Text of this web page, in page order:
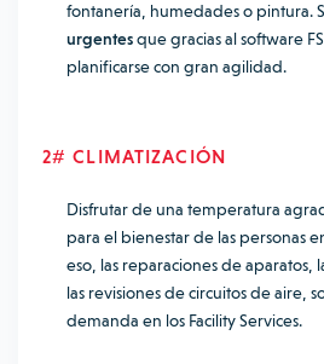
fontanería, humedades o pintura.
urgentesque gracias al software
planificarse con gran agilidad.
2# CLIMATIZACIÓN
Disfrutar de una temperatura
para el bienestar de las personas
eso, las reparaciones de aparatos,
las revisiones de circuitos de aire,
demanda en los Facility Services.